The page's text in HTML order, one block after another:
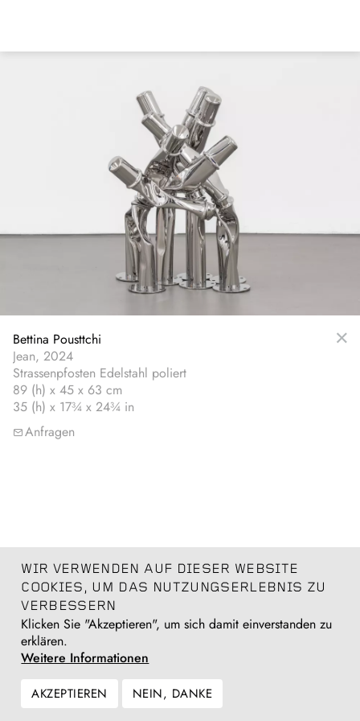
Bettina Pousttchi
Jean, 2024
Strassenpfosten Edelstahl poliert
89 (h) x 45 x 63 cm
35 (h) x 17¾ x 24¾ in
Anfragen
WIR VERWENDEN AUF DIESER WEBSITE
COOKIES, UM DAS NUTZUNGSERLEBNIS ZU
VERBESSERN
Klicken Sie "Akzeptieren", um sich damit einverstanden zu
erklären.
Weitere Informationen
AKZEPTIEREN NEIN, DANKE